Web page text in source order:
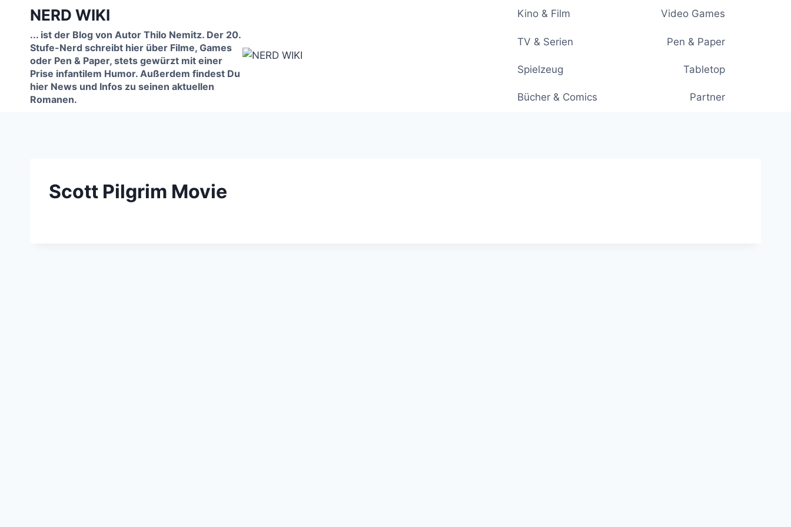
springen
NERD WIKI
... ist der Blog von Autor Thilo Nemitz. Der 20.
Stufe-Nerd schreibt hier über Filme, Games
oder Pen & Paper, stets gewürzt mit einer
Prise infantilem Humor. Außerdem findest Du
hier News und Infos zu seinen aktuellen
Romanen.
Kino & Film Video Games
TV & Serien Pen & Paper
Spielzeug Tabletop
Bücher & Comics Partner
Scott Pilgrim Movie